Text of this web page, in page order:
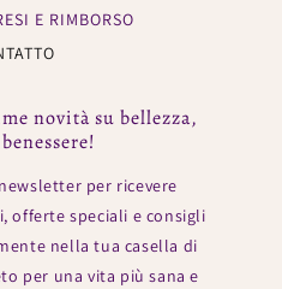
E RIMBORSO
novità su bellezza,
per ricevere
offerte speciali e consigli
nella tua casella di
per una vita più sana e